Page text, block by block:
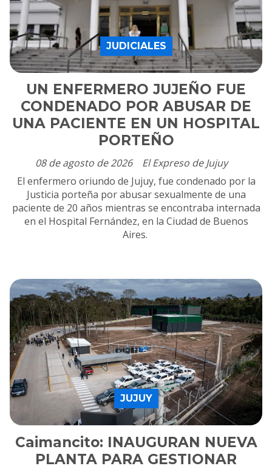
UN ENFERMERO JUJEÑO FUE
CONDENADO POR ABUSAR DE
UNA PACIENTE EN UN HOSPITAL
PORTEÑO
El Expreso de Jujuy
JUDICIALES
08 de agosto de 2026
El enfermero oriundo de Jujuy, fue condenado por la
Justicia porteña por abusar sexualmente de una
paciente de 20 años mientras se encontraba internada
en el Hospital Fernández, en la Ciudad de Buenos
Aires.
Caimancito: INAUGURAN NUEVA
PLANTA PARA GESTIONAR
JUJUY